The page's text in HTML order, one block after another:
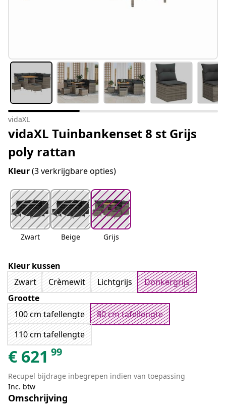
vidaXL
vidaXL Tuinbankenset 8 st Grijs
poly rattan
Kleur(3 verkrijgbare opties)
Zwart Beige Grijs
Kleur kussen
Zwart
Crèmewit Lichtgrijs
Donkergrijs
Grootte
100 cm tafellengte
80 cm tafellengte
110 cm tafellengte
€ 621 99
Recupel bijdrage inbegrepen indien van toepassing
Inc. btw
Omschrijving